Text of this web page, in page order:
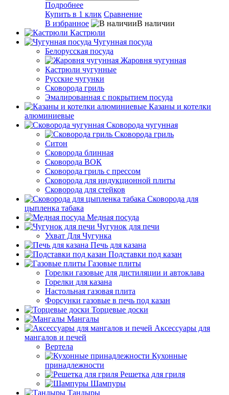
Подробнее
Купить в 1 клик Сравнение
В избранное
В наличии
Кастрюли
Чугунная посуда
Белорусская посуда
Жаровня чугунная
Кастрюли чугунные
Русские чугунки
Сковорода гриль
Эмалированная с покрытием посуда
Казаны и котелки
алюминиевые
Сковорода чугунная
Сковорода гриль
Ситон
Сковорода блинная
Сковорода ВОК
Сковорода гриль с прессом
Сковорода для индукционной плиты
Сковорода для стейков
Сковорода для
цыпленка табака
Медная посуда
Чугунок для печи
Ухват Для Чугунка
Печь для казана
Подставки под казан
Газовые плиты
Горелки газовые для дистиляции и автоклава
Горелки для казана
Настольная газовая плита
Форсунки газовые в печь под казан
Торцевые доски
Мангалы
Аксессуары для
мангалов и печей
Вертела
Кухонные
принадлежности
Решетка для гриля
Шампуры
Тандыры